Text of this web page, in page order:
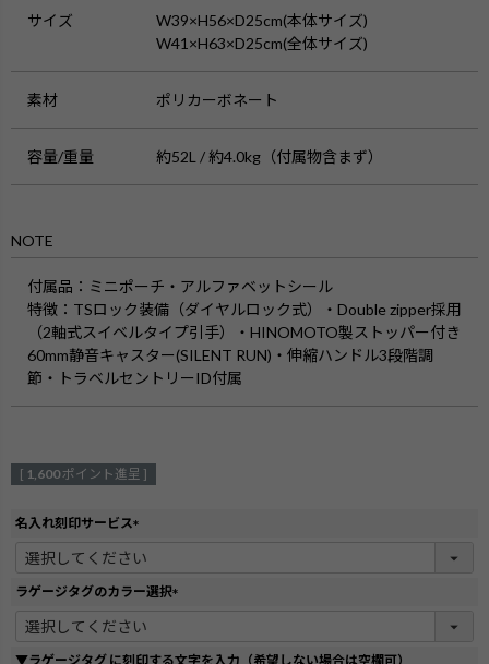
サイズ
W39×H56×D25cm(本体サイズ)
W41×H63×D25cm(全体サイズ)
素材 ポリカーボネート
容量/重量 約52L / 約4.0kg（付属物含まず）
NOTE
付属品 ：ミニポーチ・アルファベットシール
特徴 ：TSロック装備（ダイヤルロック式）・Double zipper採用
（2軸式スイベルタイプ引手）・HINOMOTO製ストッパー付き
60mm静音キャスター(SILENT RUN)・伸縮ハンドル3段階調
節・トラベルセントリーID付属
[ 1,600 ポイント進呈 ]
名入れ刻印サービス
必
須
ラゲージタグのカラー選択
須
▼ラゲージタグ に刻印する文字を入力（希望しない場合は空欄可）